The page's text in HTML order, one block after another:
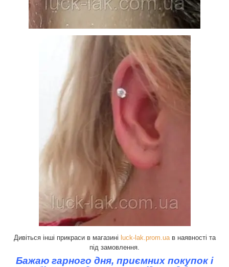
Дивіться інші прикраси в магазині luck-lak.prom.uaв наявності та
під замовлення.
Бажаю гарного дня, приємних покупок і